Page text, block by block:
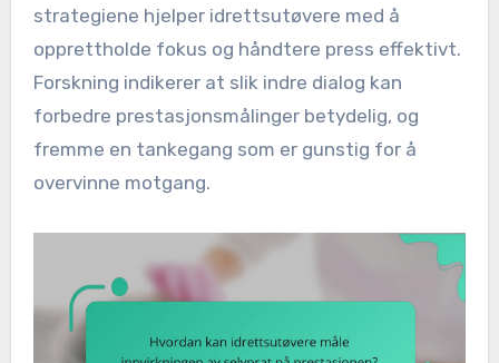
strategiene hjelper idrettsutøvere med å
opprettholde fokus og håndtere press effektivt.
Forskning indikerer at slik indre dialog kan
forbedre prestasjonsmålinger betydelig, og
fremme en tankegang som er gunstig for å
overvinne motgang.